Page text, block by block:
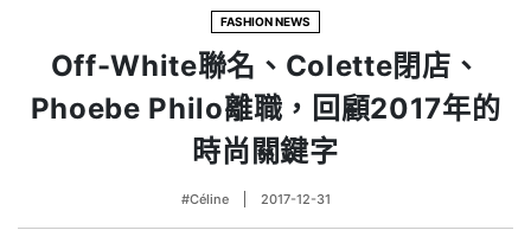
FASHION NEWS
Off-White聯名、Colette閉店、
Phoebe Philo離職，回顧2017年的
時尚關鍵字
#Céline 2017-12-31